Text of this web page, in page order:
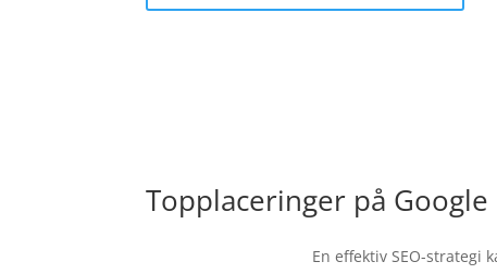
Topplaceringer på Google
En effektiv SEO-